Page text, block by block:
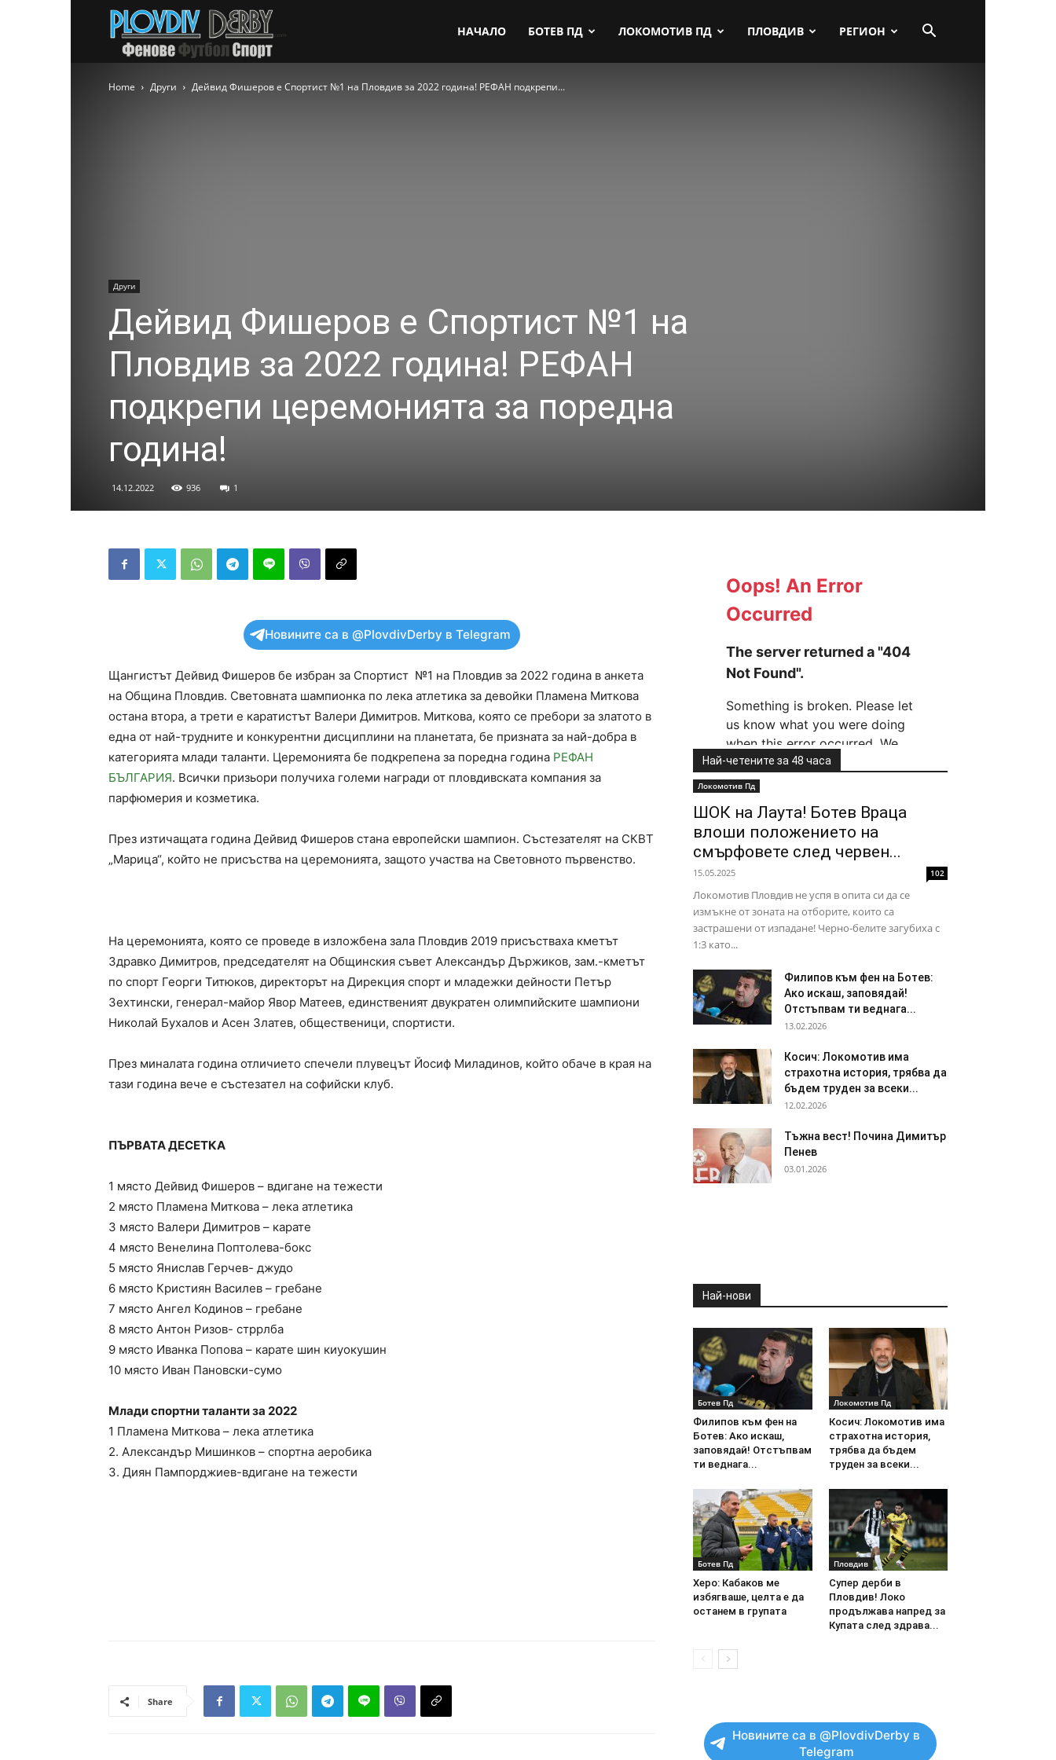
НАЧАЛО БОТЕВ ПД ЛОКОМОТИВ ПД ПЛОВДИВ РЕГИОН
Home Други Дейвид Фишеров е Спортист №1 на Пловдив за 2022 година! РЕФАН подкрепи...
Други
Дейвид Фишеров е Спортист №1 на
Пловдив за 2022 година! РЕФАН
подкрепи церемонията за поредна
година!
14.12.2022 936 1
Новините са в @PlovdivDerby в Telegram
Щангистът Дейвид Фишеров бе избран за Спортист №1 на Пловдив за 2022 година в анкета
на Община Пловдив. Световната шампионка по лека атлетика за девойки Пламена Миткова
остана втора, а трети е каратистът Валери Димитров. Миткова, която се пребори за златото в
една от най-трудните и конкурентни дисциплини на планетата, бе призната за най-добра в
категорията млади таланти. Церемонията бе подкрепена за поредна година РЕФАН
БЪЛГАРИЯ. Всички призьори получиха големи награди от пловдивската компания за
парфюмерия и козметика.
През изтичащата година Дейвид Фишеров стана европейски шампион. Състезателят на СКВТ
„Марица“, който не присъства на церемонията, защото участва на Световното първенство.
На церемонията, която се проведе в изложбена зала Пловдив 2019 присъстваха кметът
Здравко Димитров, председателят на Общинския съвет Александър Държиков, зам.-кметът
по спорт Георги Титюков, директорът на Дирекция спорт и младежки дейности Петър
Зехтински, генерал-майор Явор Матеев, единственият двукратен олимпийските шампиони
Николай Бухалов и Асен Златев, общественици, спортисти.
През миналата година отличието спечели плувецът Йосиф Миладинов, който обаче в края на
тази година вече е състезател на софийски клуб.
ПЪРВАТА ДЕСЕТКА
1 място Дейвид Фишеров – вдигане на тежести
2 място Пламена Миткова – лека атлетика
3 място Валери Димитров – карате
4 място Венелина Поптолева-бокс
5 място Янислав Герчев- джудо
6 място Кристиян Василев – гребане
7 място Ангел Кодинов – гребане
8 място Антон Ризов- стррлба
9 място Иванка Попова – карате шин киуокушин
10 място Иван Пановски-сумо
Млади спортни таланти за 2022
1 Пламена Миткова – лека атлетика
2. Александър Мишинков – спортна аеробика
3. Диян Пампорджиев-вдигане на тежести
Share
Най-четените за 48 часа
Локомотив Пд
ШОК на Лаута! Ботев Враца
влоши положението на
смърфовете след червен...
15.05.2025 102
Локомотив Пловдив не успя в опита си да се
измъкне от зоната на отборите, които са
застрашени от изпадане! Черно-белите загубиха с
1:3 като...
Филипов към фен на Ботев:
Ако искаш, заповядай!
Отстъпвам ти веднага...
13.02.2026
Косич: Локомотив има
страхотна история, трябва да
бъдем труден за всеки...
12.02.2026
Тъжна вест! Почина Димитър
Пенев
03.01.2026
Най-нови
Ботев Пд
Филипов към фен на
Ботев: Ако искаш,
заповядай! Отстъпвам
ти веднага...
Локомотив Пд
Косич: Локомотив има
страхотна история,
трябва да бъдем
труден за всеки...
Ботев Пд
Херо: Кабаков ме
избягваше, целта е да
останем в групата
Пловдив
Супер дерби в
Пловдив! Локо
продължава напред за
Купата след здрава...
Новините са в @PlovdivDerby в
Telegram